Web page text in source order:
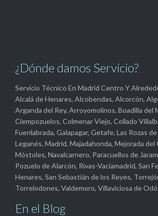
¿Dónde damos Servicio?
Servicio Técnico En Madrid Centro Y
Alcalá de Henares, Alcobendas, Alcorcón,
Arganda del Rey, Arroyomolinos, Boadilla del
Ciempozuelos, Colmenar Viejo, Collado
Fuenlabrada, Galapagar, Getafe, Las Rozas
Leganés, Madrid, Majadahonda, Mejorada del
Móstoles, Navalcarnero, Paracuellos de
Pozuelo de Alarcón, Rivas-Vaciamadrid, San
Henares, San Sebastián de los Reyes,
Torrelodones, Valdemoro, Villaviciosa de
En el Blog